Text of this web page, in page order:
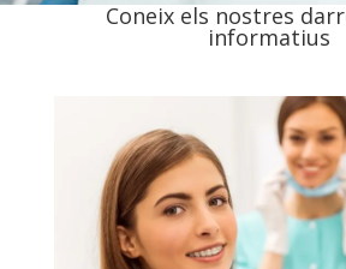
Coneix els nostres
informatius